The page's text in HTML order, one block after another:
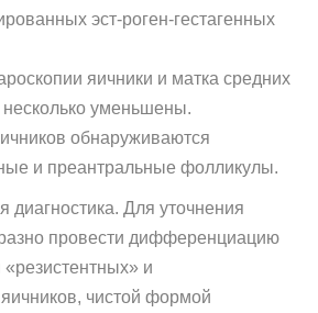
эст-роген-гестагенных
яичники и матка средних
уменьшены.
обнаруживаются
и преантральные фолликулы.
Для уточнения
провести дифференциацию
и
чистой формой